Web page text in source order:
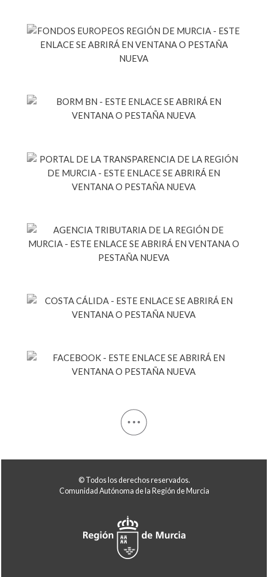
© Todos los derechos reservados.
Comunidad Autónoma de la Región de Murcia